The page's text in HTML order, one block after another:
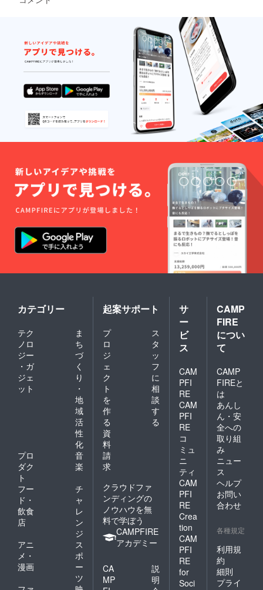
カテゴリー
テク
ノロ
ジー
・ガ
ジェ
ット
ま
ち
づ
く
り
・
地
域
活
性
化
プロ
ダク
ト
音
楽
フー
ド・
飲食
店
チ
ャ
レ
ン
ジ
アニ
メ・
漫画
ス
ポ
ー
ツ
起案サポート
プ
ロ
ジ
ェ
ク
ト
を
作
る
ス
タ
ッ
フ
に
相
談
す
る
資
料
請
求
クラウドファ
ンディングの
ノウハウを無
料で学ぼう
CAMPFIRE
アカデミー
CA
MP
説
明
サ
ー
ビ
ス
CAM
PFI
RE
CAM
PFI
RE
コ
ミュ
ニ
ティ
CAM
PFI
RE
Crea
tion
CAM
PFI
RE
for
Soci
CAMP
FIRE
につい
て
CAMP
FIREと
は
あんし
ん・安
全への
取り組
み
ニュー
ス
ヘルプ
お問い
合わせ
各種規定
利用規
約
細則
プライ